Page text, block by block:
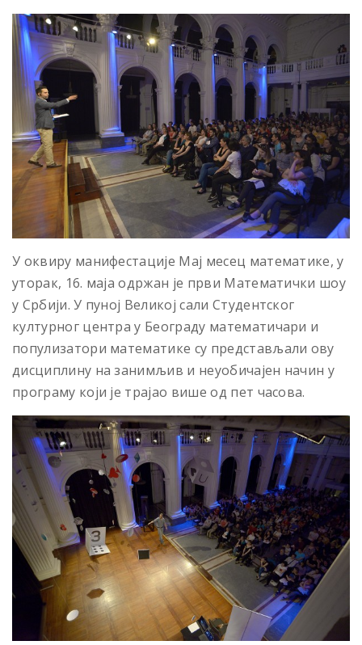
У оквиру манифестације Мај месец математике, у
уторак, 16. маја одржан је први Математички шоу
у Србији. У пуној Великој сали Студентског
културног центра у Београду математичари и
популизатори математике су представљали ову
дисциплину на занимљив и неуобичајен начин у
програму који је трајао више од пет часова.